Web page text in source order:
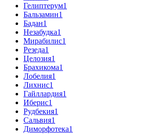
Гелиптерум1
Бальзамин1
Бадан1
Незабудка1
Мирабилис1
Резеда1
Целозия1
Брахикома1
Лобелия1
Лихнис1
Гайллардия1
Иберис1
Рудбекия1
Сальвия1
Диморфотека1